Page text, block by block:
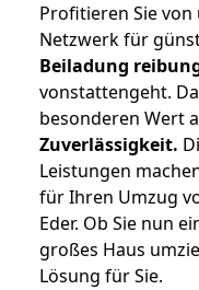
Profitieren Sie
Netzwerk für
Beiladung
vonstattengeht.
besonderen Wert
Zuverlässigkeit.
Leistungen
für Ihren Umzug
Eder. Ob Sie nun
großes Haus
Lösung für Sie.